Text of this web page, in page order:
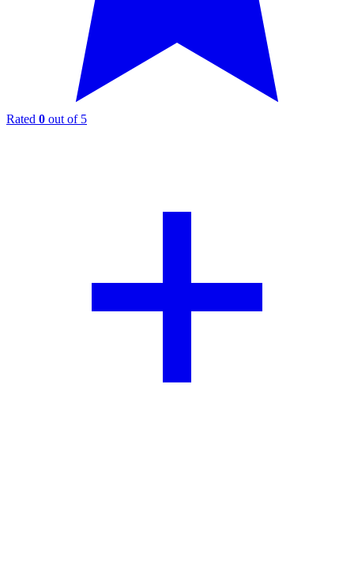
Rated 0 out of 5